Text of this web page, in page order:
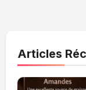
Articles